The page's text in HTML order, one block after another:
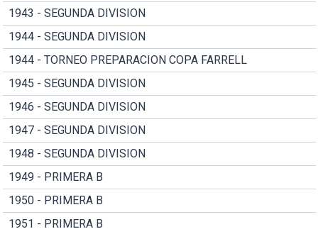
1943 - SEGUNDA DIVISION
1944 - SEGUNDA DIVISION
1944 - TORNEO PREPARACION COPA FARRELL
1945 - SEGUNDA DIVISION
1946 - SEGUNDA DIVISION
1947 - SEGUNDA DIVISION
1948 - SEGUNDA DIVISION
1949 - PRIMERA B
1950 - PRIMERA B
1951 - PRIMERA B